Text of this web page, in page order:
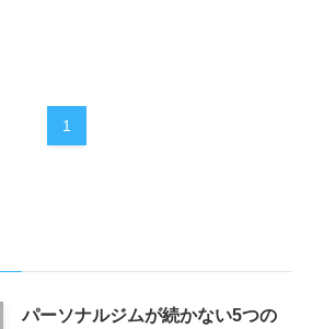
1
パーソナルジムが続かない5つの